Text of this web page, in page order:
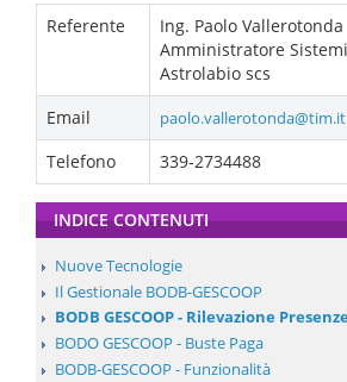
Referente
Ing. Paolo Vallerotonda
Amministratore
Astrolabio scs
Email
paolo.vallerotonda@tim.it
Telefono 339-2734488
INDICE CONTENUTI
Nuove Tecnologie
Il Gestionale BODB-GESCOOP
BODB GESCOOP - Rilevazione
BODO GESCOOP - Buste Paga
BODB-GESCOOP - Funzionalità